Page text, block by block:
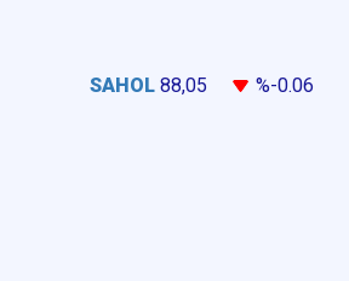
SAHOL 88,05 %-0.06